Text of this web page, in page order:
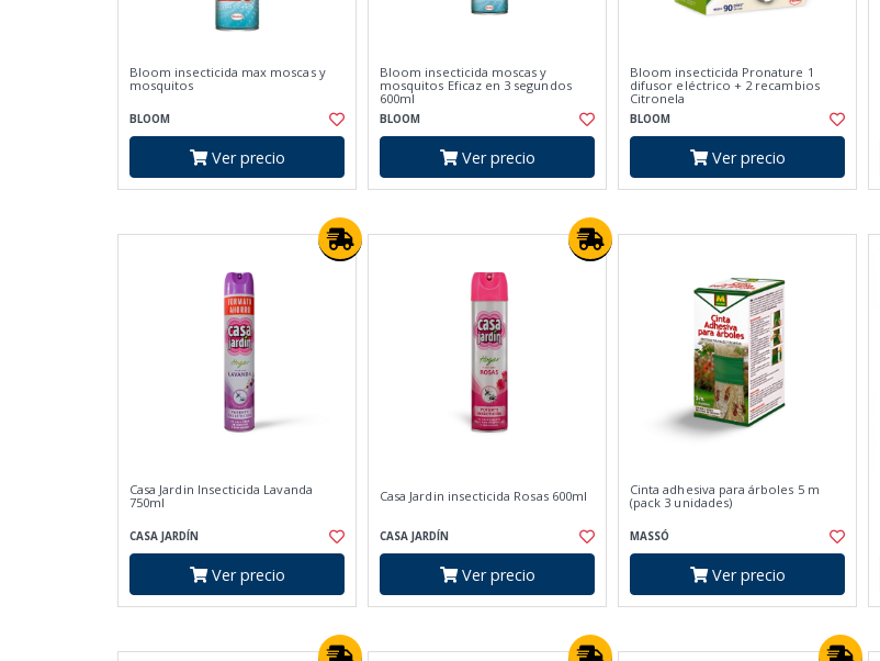
Bloom insecticida max moscas y
mosquitos
BLOOM
Ver precio
Bloom insecticida moscas y
mosquitos Eficaz en 3 segundos
600ml
BLOOM
Ver precio
Bloom insecticida Pronature 1
difusor eléctrico + 2 recambios
Citronela
BLOOM
Ver precio
Casa Jardin Insecticida Lavanda
750ml
CASA JARDÍN
Ver precio
Casa Jardin insecticida Rosas 600ml
CASA JARDÍN
Ver precio
Cinta adhesiva para árboles 5 m
(pack 3 unidades)
MASSÓ
Ver precio